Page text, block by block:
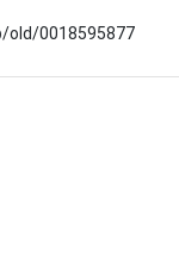
old/0018595877